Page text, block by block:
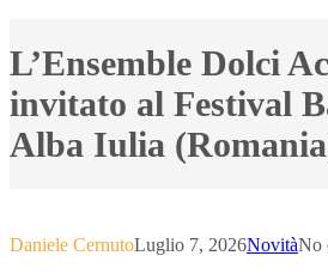
L’Ensemble Dolci
invitato al Festival
Alba Iulia
Daniele CernutoLuglio 7, 2026NovitàNo